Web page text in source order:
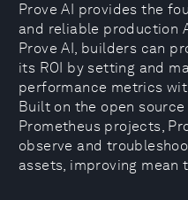
Prove AI provides the
and reliable production
Prove AI, builders can
its ROI by setting and
performance metrics
Built on the open source
Prometheus projects,
observe and
assets, improving mean